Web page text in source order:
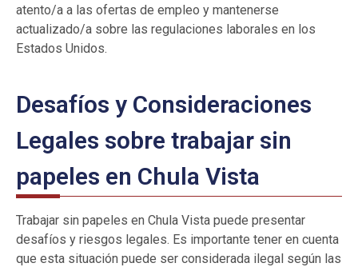
atento/a a las ofertas de empleo y mantenerse
actualizado/a sobre las regulaciones laborales en los
Estados Unidos.
Desafíos y Consideraciones
Legales sobre trabajar sin
papeles en Chula Vista
Trabajar sin papeles en Chula Vista puede presentar
desafíos y riesgos legales. Es importante tener en cuenta
que esta situación puede ser considerada ilegal según las